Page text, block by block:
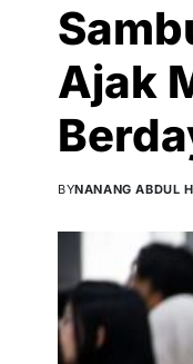
Ajak
BYNANANG ABDUL